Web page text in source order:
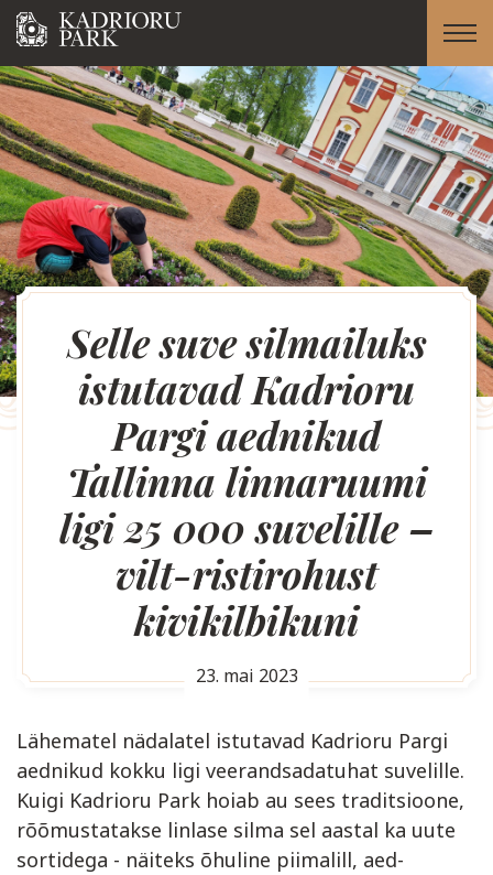
Selle suve silmailuks
istutavad Kadrioru
Pargi aednikud
Tallinna linnaruumi
ligi 25 000 suvelille –
vilt-ristirohust
kivikilbikuni
23. mai 2023
Lähematel nädalatel istutavad Kadrioru Pargi
aednikud kokku ligi veerandsadatuhat suvelille.
Kuigi Kadrioru Park hoiab au sees traditsioone,
rõõmustatakse linlase silma sel aastal ka uute
sortidega - näiteks õhuline piimalill, aed-